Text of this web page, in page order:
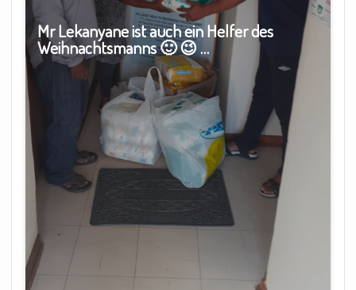
Mr Lekanyane ist auch ein Helfer des
Weihnachtsmanns 🙂 😉 …